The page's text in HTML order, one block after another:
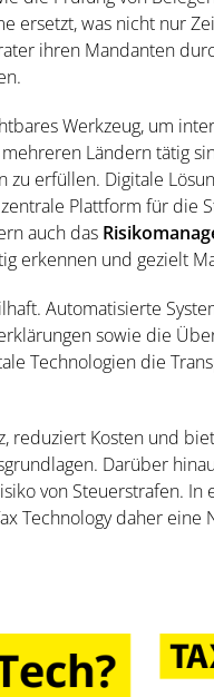
ersetzt, was nicht nur
ihren Mandanten
Werkzeug, um
Ländern tätig
zu erfüllen. Digitale
Plattform für die
auch das
erkennen und gezielt
Automatisierte
sowie die
Technologien die
reduziert Kosten und
Darüber
von Steuerstrafen.
Technology daher eine